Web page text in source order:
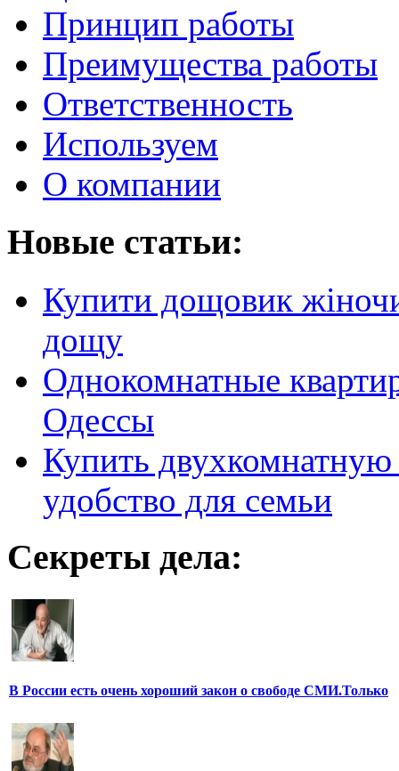
Принцип работы
Преимущества работы
Ответственность
Используем
О компании
Новые статьи:
Купити дощовик
дощу
Однокомнатные
Одессы
Купить
удобство для семьи
Секреты дела:
В России есть очень хороший закон о свободе СМИ.Только